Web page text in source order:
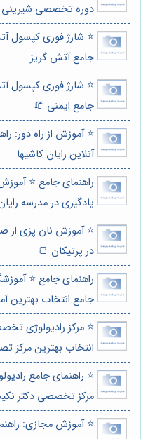
دوره تخصصی
⭐️ شارژ فوری کپسول
جامع آتش گریز
⭐️ شارژ فوری کپسول
جامع ایمنی 🧯
⭐️ آموزش از راه دور:
آنلاین رایان کاشیها
راهنمای جامع ⭐️
یادگیری در مدرسه
⭐️ آموزش نان پزی از
در پرتیکان 🍞
راهنمای جامع ⭐️
جامع انتخاب بهترین
⭐️ مرکز رادیولوژی
انتخاب بهترین مرکز
⭐️ راهنمای جامع
مرکز تخصصی دکتر
⭐️ آموزش مجازی: